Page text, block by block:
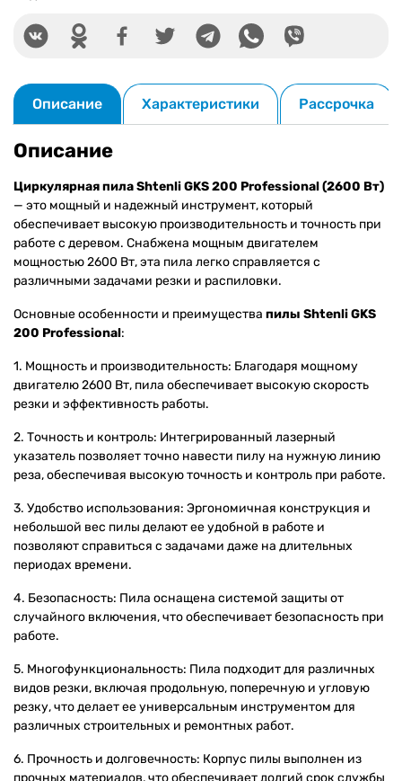
Описание Характеристики Рассрочка
Описание
Циркулярная пила Shtenli GKS 200 Professional (2600 Вт)
— это мощный и надежный инструмент, который
обеспечивает высокую производительность и точность при
работе с деревом. Снабжена мощным двигателем
мощностью 2600 Вт, эта пила легко справляется с
различными задачами резки и распиловки.
Основные особенности и преимущества пилы Shtenli GKS
200 Professional:
1. Мощность и производительность: Благодаря мощному
двигателю 2600 Вт, пила обеспечивает высокую скорость
резки и эффективность работы.
2. Точность и контроль: Интегрированный лазерный
указатель позволяет точно навести пилу на нужную линию
реза, обеспечивая высокую точность и контроль при работе.
3. Удобство использования: Эргономичная конструкция и
небольшой вес пилы делают ее удобной в работе и
позволяют справиться с задачами даже на длительных
периодах времени.
4. Безопасность: Пила оснащена системой защиты от
случайного включения, что обеспечивает безопасность при
работе.
5. Многофункциональность: Пила подходит для различных
видов резки, включая продольную, поперечную и угловую
резку, что делает ее универсальным инструментом для
различных строительных и ремонтных работ.
6. Прочность и долговечность: Корпус пилы выполнен из
прочных материалов, что обеспечивает долгий срок службы